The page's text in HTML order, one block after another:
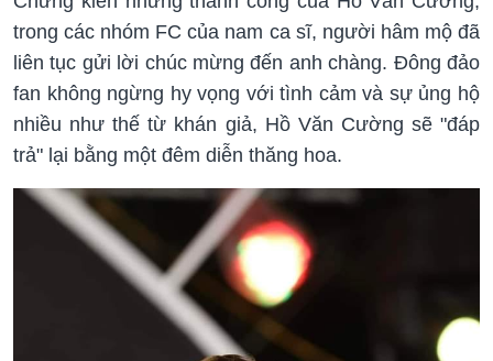
trong các nhóm FC của nam ca sĩ, người hâm mộ đã
liên tục gửi lời chúc mừng đến anh chàng. Đông đảo
fan không ngừng hy vọng với tình cảm và sự ủng hộ
nhiều như thế từ khán giả, Hồ Văn Cường sẽ "đáp
trả" lại bằng một đêm diễn thăng hoa.